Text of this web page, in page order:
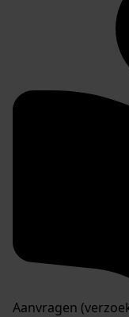
Aanvragen